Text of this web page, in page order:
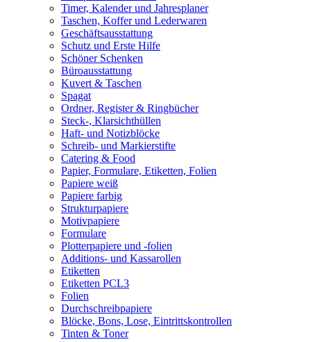
Timer, Kalender und Jahresplaner
Taschen, Koffer und Lederwaren
Geschäftsausstattung
Schutz und Erste Hilfe
Schöner Schenken
Büroausstattung
Kuvert & Taschen
Spagat
Ordner, Register & Ringbücher
Steck-, Klarsichthüllen
Haft- und Notizblöcke
Schreib- und Markierstifte
Catering & Food
Papier, Formulare, Etiketten, Folien
Papiere weiß
Papiere farbig
Strukturpapiere
Motivpapiere
Formulare
Plotterpapiere und -folien
Additions- und Kassarollen
Etiketten
Etiketten PCL3
Folien
Durchschreibpapiere
Blöcke, Bons, Lose, Eintrittskontrollen
Tinten & Toner